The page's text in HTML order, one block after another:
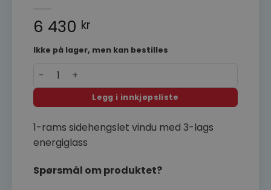
6 430 kr
Ikke på lager, men kan bestilles
Finestra 1-rams sidehengslet vindu 90x90 3-lags
Legg i innkjøpsliste
1-rams sidehengslet vindu med 3-lags
energiglass
Spørsmål om produktet?